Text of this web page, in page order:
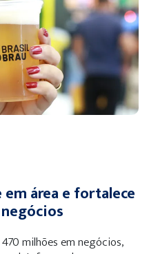
em área e fortalece
milhões em negócios,